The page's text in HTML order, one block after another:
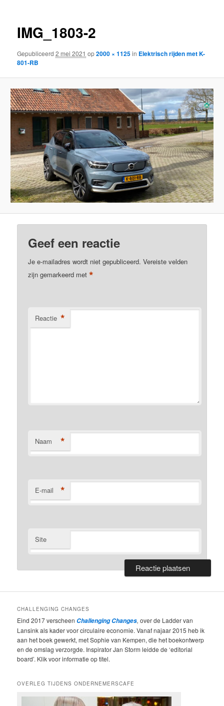
IMG_1803-2
Gepubliceerd2 mei 2021 op2000 × 1125in Elektrisch rijden met K-
801-RB
Geef een reactie
Je e-mailadres wordt niet gepubliceerd. Vereiste velden
zijn gemarkeerd met*
Reactie *
Naam *
E-mail *
Site
CHALLENGING CHANGES
Eind 2017 verscheen Challenging Changes, over de Ladder van
Lansink als kader voor circulaire economie. Vanaf najaar 2015 heb ik
aan het boek gewerkt, met Sophie van Kempen, die het boekontwerp
en de omslag verzorgde. Inspirator Jan Storm leidde de ‘editorial
board’. Klik voor informatie op titel.
OVERLEG TIJDENS ONDERNEMERSCAFE